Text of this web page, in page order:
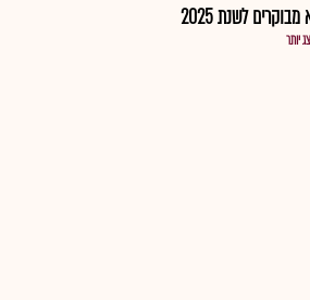
לשנת 2025
יותר